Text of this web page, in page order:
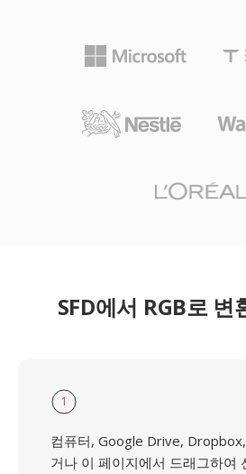
SFD에서 RGB로 변
1
컴퓨터, Google Drive,
거나 이 페이지에서 드래그하여